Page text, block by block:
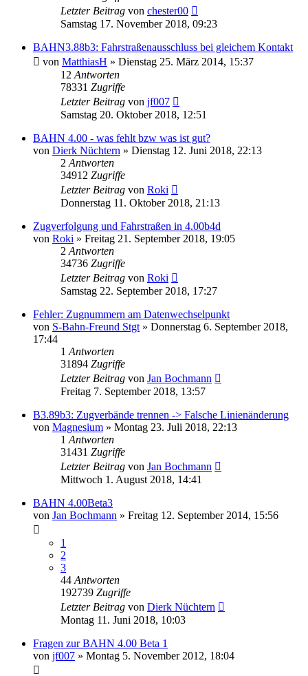
Letzter Beitrag von chester00
Samstag 17. November 2018, 09:23
BAHN3.88b3: Fahrstraßenausschluss bei gleichem Kontakt
von MatthiasH » Dienstag 25. März 2014, 15:37
12 Antworten
78331 Zugriffe
Letzter Beitrag von jf007
Samstag 20. Oktober 2018, 12:51
BAHN 4.00 - was fehlt bzw was ist gut?
von Dierk Nüchtern » Dienstag 12. Juni 2018, 22:13
2 Antworten
34912 Zugriffe
Letzter Beitrag von Roki
Donnerstag 11. Oktober 2018, 21:13
Zugverfolgung und Fahrstraßen in 4.00b4d
von Roki » Freitag 21. September 2018, 19:05
2 Antworten
34736 Zugriffe
Letzter Beitrag von Roki
Samstag 22. September 2018, 17:27
Fehler: Zugnummern am Datenwechselpunkt
von S-Bahn-Freund Stgt » Donnerstag 6. September 2018,
17:44
1 Antworten
31894 Zugriffe
Letzter Beitrag von Jan Bochmann
Freitag 7. September 2018, 13:57
B3.89b3: Zugverbände trennen -> Falsche Linienänderung
von Magnesium » Montag 23. Juli 2018, 22:13
1 Antworten
31431 Zugriffe
Letzter Beitrag von Jan Bochmann
Mittwoch 1. August 2018, 14:41
BAHN 4.00Beta3
von Jan Bochmann » Freitag 12. September 2014, 15:56
1
2
3
44 Antworten
192739 Zugriffe
Letzter Beitrag von Dierk Nüchtern
Montag 11. Juni 2018, 10:03
Fragen zur BAHN 4.00 Beta 1
von jf007 » Montag 5. November 2012, 18:04